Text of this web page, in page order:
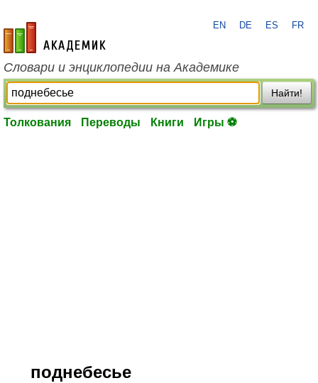
academic.ru
EN DE ES FR
Словари и энциклопедии на Академике
Найти!
Толкования Переводы Книги Игры ⚽
поднебесье